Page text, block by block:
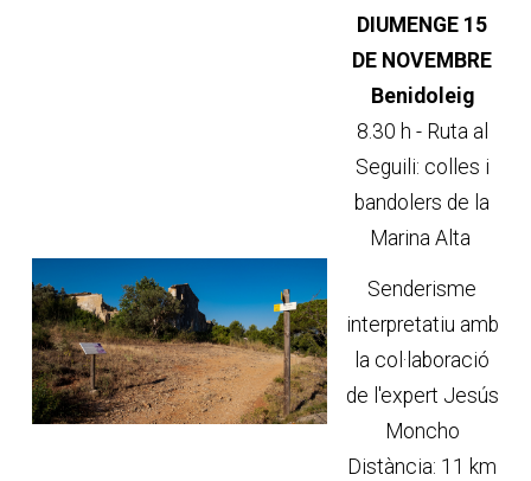
DIUMENGE 15
DE NOVEMBRE
Benidoleig
8.30 h - Ruta al
Seguili: colles i
bandolers de la
Marina Alta
Senderisme
interpretatiu amb
la col·laboració
de l'expert Jesús
Moncho
Distància: 11 km